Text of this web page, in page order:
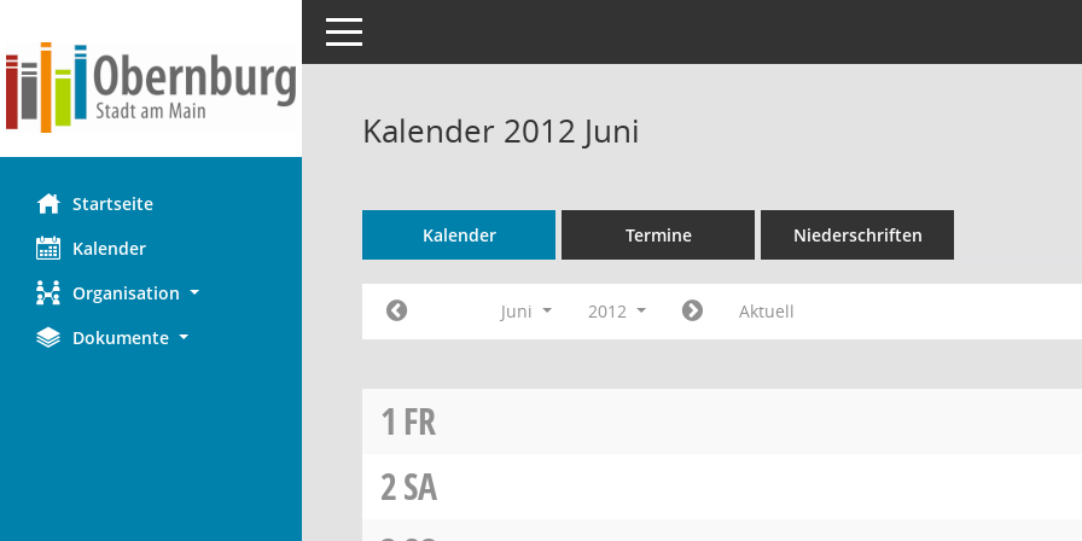
Startseite
Kalender
Organisation
Dokumente
Toggle navigation
Kalender 2012 Juni
Kalender Termine Niederschriften
Juni 2012 Aktuell
1 FR
2SA